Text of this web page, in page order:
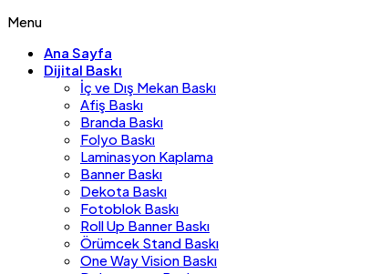
Menu
Ana Sayfa
Dijital Baskı
İç ve Dış Mekan Baskı
Afiş Baskı
Branda Baskı
Folyo Baskı
Laminasyon Kaplama
Banner Baskı
Dekota Baskı
Fotoblok Baskı
Roll Up Banner Baskı
Örümcek Stand Baskı
One Way Vision Baskı